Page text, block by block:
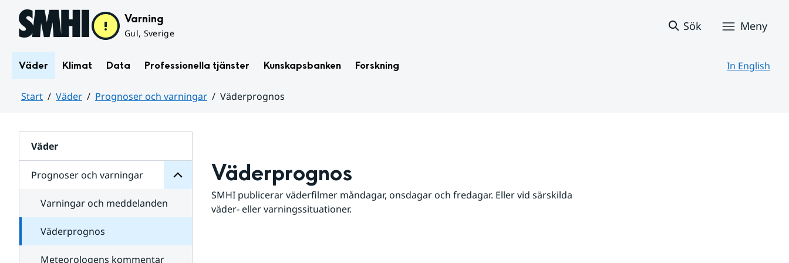
Hoppa till sidans innehåll Varning
Gul, Sverige
Sök Meny
Väder Klimat Data Professionella tjänster Kunskapsbanken Forskning In English
Start Väder Prognoser och varningar
Väderprognos
Väder
Prognoser och varningar
för
varningar
Varningar och meddelanden
Väderprognos
Meteorologens kommentar
Väderprognos
SMHI publicerar väderfilmer måndagar, onsdagar och fredagar. Eller vid särskilda
väder- eller varningssituationer.